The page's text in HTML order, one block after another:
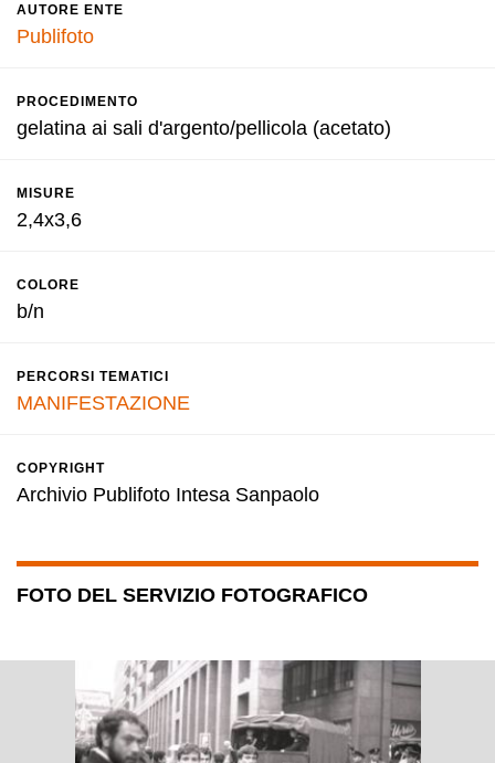
AUTORE ENTE
Publifoto
PROCEDIMENTO
gelatina ai sali d'argento/pellicola (acetato)
MISURE
2,4x3,6
COLORE
b/n
PERCORSI TEMATICI
MANIFESTAZIONE
COPYRIGHT
Archivio Publifoto Intesa Sanpaolo
FOTO DEL SERVIZIO FOTOGRAFICO